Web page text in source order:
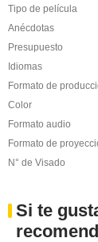
Tipo de película
Anécdotas
Presupuesto
Idiomas
Formato de
Color
Formato audio
Formato de
N° de Visado
Si te